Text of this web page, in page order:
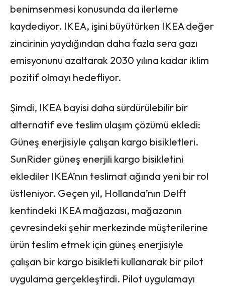
benimsenmesi konusunda da ilerleme
kaydediyor. IKEA, işini büyütürken IKEA değer
zincirinin yaydığından daha fazla sera gazı
emisyonunu azaltarak 2030 yılına kadar iklim
pozitif olmayı hedefliyor.
Şimdi, IKEA bayisi daha sürdürülebilir bir
alternatif eve teslim ulaşım çözümü ekledi:
Güneş enerjisiyle çalışan kargo bisikletleri.
SunRider güneş enerjili kargo bisikletini
eklediler IKEA’nın teslimat ağında yeni bir rol
üstleniyor. Geçen yıl, Hollanda’nın Delft
kentindeki IKEA mağazası, mağazanın
çevresindeki şehir merkezinde müşterilerine
ürün teslim etmek için güneş enerjisiyle
çalışan bir kargo bisikleti kullanarak bir pilot
uygulama gerçekleştirdi. Pilot uygulamayı